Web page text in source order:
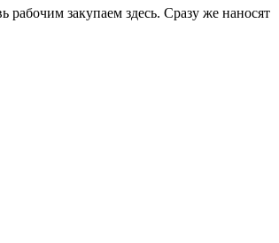
закупаем здесь. Сразу же наносят